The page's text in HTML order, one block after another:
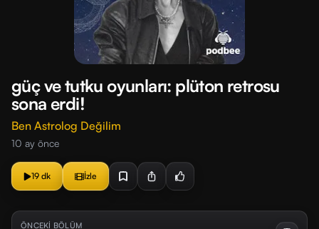
güç ve tutku oyunları: plüton retrosu
sona erdi!
Ben Astrolog Değilim
10 ay önce
19 dk İzle
ÖNCEKİ BÖLÜM